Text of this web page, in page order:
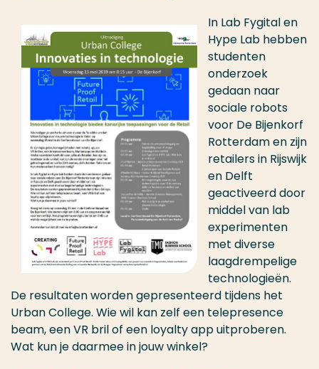
In Lab Fygital en
Hype Lab hebben
studenten
onderzoek
gedaan naar
sociale robots
voor De Bijenkorf
Rotterdam en zijn
retailers in Rijswijk
en Delft
geactiveerd door
middel van lab
experimenten
met diverse
laagdrempelige
technologieën.
De resultaten worden gepresenteerd tijdens het
Urban College. Wie wil kan zelf een telepresence
beam, een VR bril of een loyalty app uitproberen.
Wat kun je daarmee in jouw winkel?